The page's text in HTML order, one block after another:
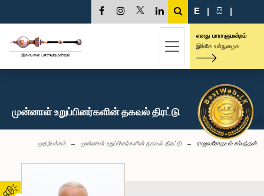
E | සි |
எனது பாராளுமன்றம்
இங்கே உள்நுழைக
முன்னாள் உறுப்பினர்களின் தகவல் திரட்டு
முதற்பக்கம் முன்னாள் உறுப்பினர்களின் தகவல் திரட்டு ராஜவரோதயம் சம்பந்தன்